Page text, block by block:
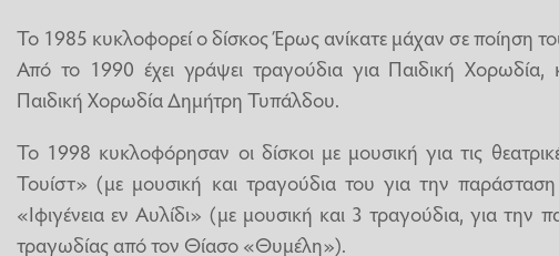
Το 1985 κυκλοφορεί ο δίσκος Έρως ανίκατε μάχαν σε ποίηση
Από το 1990 έχει γράψει τραγούδια για Παιδική Χορωδία,
Παιδική Χορωδία Δημήτρη Τυπάλδου.
Το 1998 κυκλοφόρησαν οι δίσκοι με μουσική για τις
Τουίστ» (με μουσική και τραγούδια του για την
«Ιφιγένεια εν Αυλίδι» (με μουσική και 3 τραγούδια, για
τραγωδίας από τον Θίασο «Θυμέλη»).